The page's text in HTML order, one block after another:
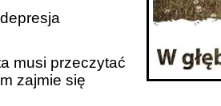
musi przeczytać
zajmie się